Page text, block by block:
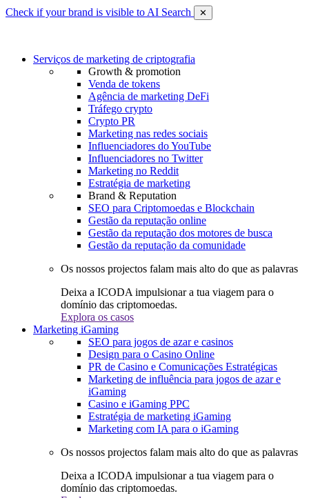
Check if your brand is visible to AI Search ✕
Serviços de marketing de criptografia
Growth & promotion
Venda de tokens
Agência de marketing DeFi
Tráfego crypto
Crypto PR
Marketing nas redes sociais
Influenciadores do YouTube
Influenciadores no Twitter
Marketing no Reddit
Estratégia de marketing
Brand & Reputation
SEO para Criptomoedas e Blockchain
Gestão da reputação online
Gestão da reputação dos motores de busca
Gestão da reputação da comunidade
Os nossos projectos falam mais alto do que as palavras
Deixa a ICODA impulsionar a tua viagem para o
domínio das criptomoedas.
Explora os casos
Marketing iGaming
SEO para jogos de azar e casinos
Design para o Casino Online
PR de Casino e Comunicações Estratégicas
Marketing de influência para jogos de azar e
iGaming
Casino e iGaming PPC
Estratégia de marketing iGaming
Marketing com IA para o iGaming
Os nossos projectos falam mais alto do que as palavras
Deixa a ICODA impulsionar a tua viagem para o
domínio das criptomoedas.